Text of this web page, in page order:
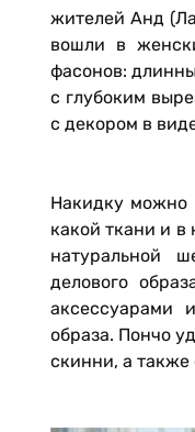
жителей Анд
вошли в
фасонов:
с глубоким
с декором в
Накидку можно
какой ткани и
натуральной
делового
образа. Пончо
скинни, а